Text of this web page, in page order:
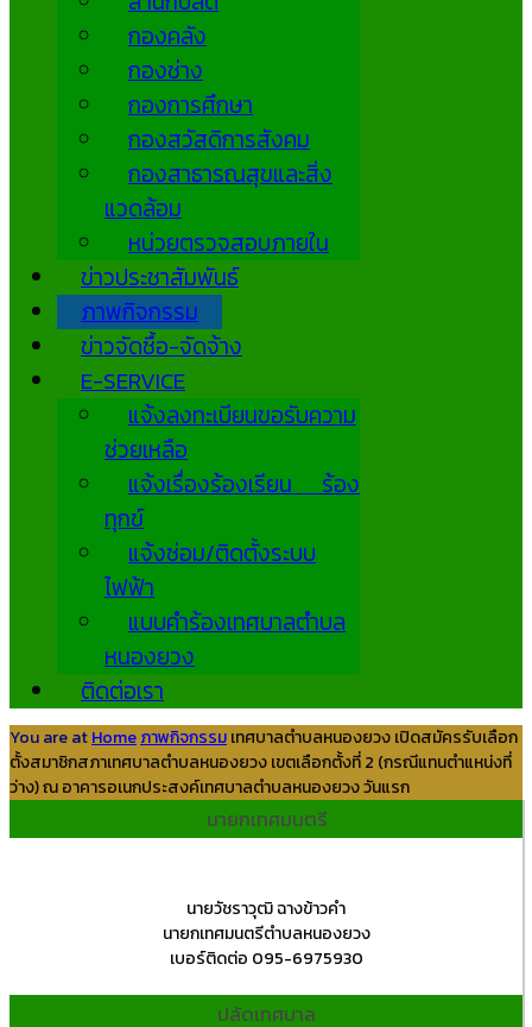
กองคลัง
กองช่าง
กองการศึกษา
กองสวัสดิการสังคม
กองสาธารณสุขและสิ่ง
แวดล้อม
หน่วยตรวจสอบภายใน
ข่าวประชาสัมพันธ์
ภาพกิจกรรม
ข่าวจัดซื้อ-จัดจ้าง
E-SERVICE
แจ้งลงทะเบียนขอรับความ
ช่วยเหลือ
แจ้งเรื่องร้องเรียน ร้อง
ทุกข์
แจ้งซ่อม/ติดตั้งระบบ
ไฟฟ้า
แบบคำร้องเทศบาลตำบล
หนองยวง
ติดต่อเรา
You are atHomeภาพกิจกรรมเทศบาลตำบลหนองยวง เปิดสมัครรับเลือก
ตั้งสมาชิกสภาเทศบาลตำบลหนองยวง เขตเลือกตั้งที่ 2 (กรณีแทนตำแหน่งที่
ว่าง) ณ อาคารอเนกประสงค์เทศบาลตำบลหนองยวง วันแรก
นายกเทศมนตรี
นายวัชราวุฒิ ฉางข้าวคำ
นายกเทศมนตรีตำบลหนองยวง
เบอร์ติดต่อ 095-6975930
ปลัดเทศบาล